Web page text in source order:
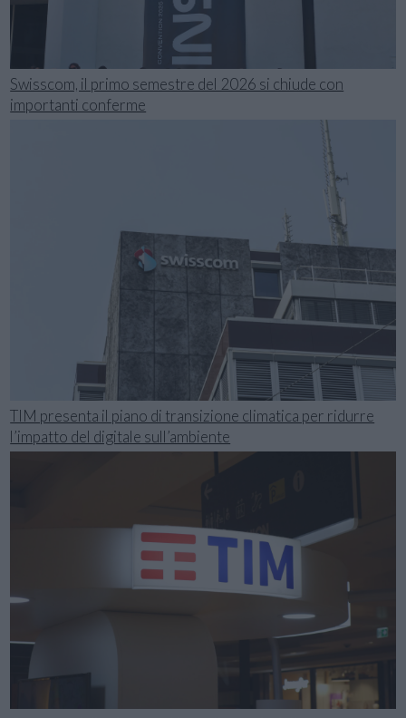
Swisscom, il primo semestre del 2026 si chiude con
importanti conferme
TIM presenta il piano di transizione climatica per ridurre
l’impatto del digitale sull’ambiente